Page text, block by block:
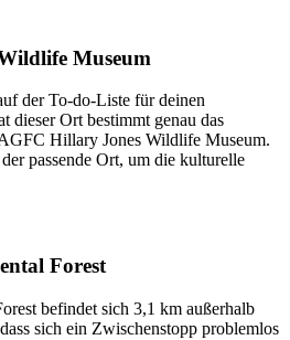
Museum
der To-do-Liste für deinen
dieser Ort bestimmt genau das
Hillary Jones Wildlife Museum.
passende Ort, um die kulturelle
Forest
befindet sich 3,1 km außerhalb
sich ein Zwischenstopp problemlos